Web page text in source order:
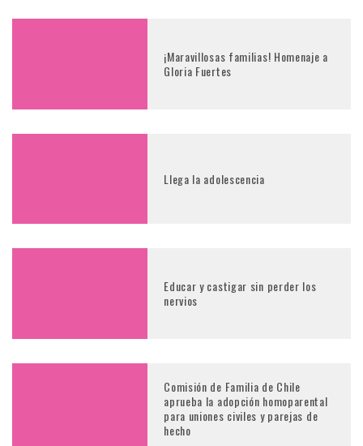
¡Maravillosas familias! Homenaje a
Gloria Fuertes
Llega la adolescencia
Educar y castigar sin perder los
nervios
Comisión de Familia de Chile
aprueba la adopción homoparental
para uniones civiles y parejas de
hecho